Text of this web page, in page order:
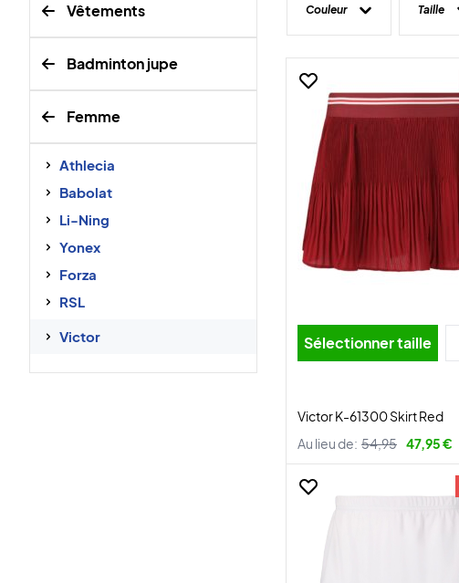
Vêtements
Badminton jupe
Femme
Athlecia
Babolat
Li-Ning
Yonex
Forza
RSL
Victor
Couleur Taille
Sélectionner taille
Victor K-61300 Skirt Red
Au lieu de: 54,95 47,95 €